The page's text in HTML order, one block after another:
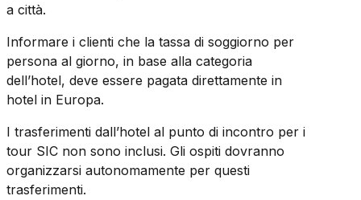
a città.
Informare i clienti che la tassa di soggiorno per
persona al giorno, in base alla categoria
dell’hotel, deve essere pagata direttamente in
hotel in Europa.
I trasferimenti dall’hotel al punto di incontro per i
tour SIC non sono inclusi. Gli ospiti dovranno
organizzarsi autonomamente per questi
trasferimenti.